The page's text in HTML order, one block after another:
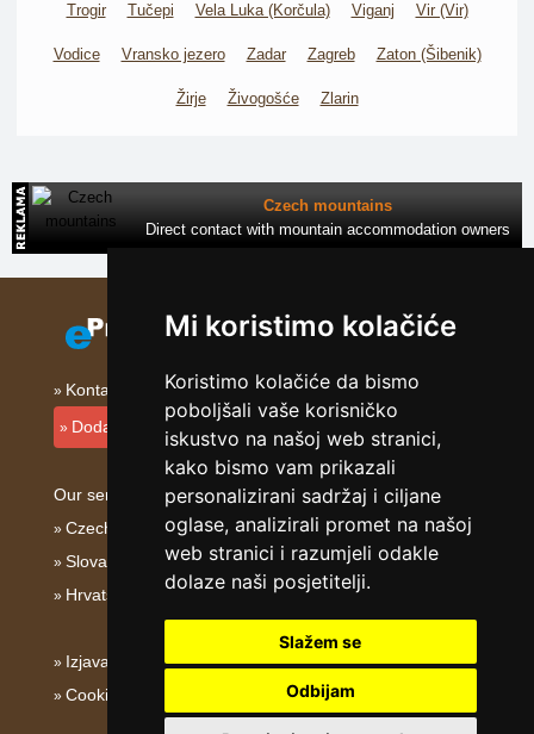
Mi koristimo kolačiće
Koristimo kolačiće da bismo
poboljšali vaše korisničko
iskustvo na našoj web stranici,
kako bismo vam prikazali
personalizirani sadržaj i ciljane
oglase, analizirali promet na našoj
web stranici i razumjeli odakle
dolaze naši posjetitelji.
Slažem se
Odbijam
Trogir Tučepi Vela Luka (Korčula) Viganj Vir (Vir)
Vodice Vransko jezero Zadar Zagreb Zaton (Šibenik)
Žirje Živogošće Zlarin
Czech mountains
Direct contact with mountain accommodation owners
Kontakt
Dodati smještajni objekt
Our servers:
Czech mountains
Slovakian mountains
Hrvatska
Izjava o privatnosti
Cookies